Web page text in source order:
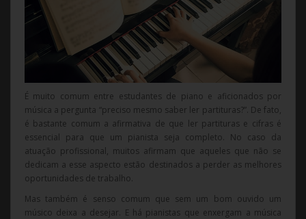
É muito comum entre estudantes de piano e aficionados por
música a pergunta “preciso mesmo saber ler partituras?”. De fato,
é bastante comum a afirmativa de que ler partituras e cifras é
essencial para que um pianista seja completo. No caso da
atuação profissional, muitos afirmam que aqueles que não se
dedicam a esse aspecto estão destinados a perder as melhores
oportunidades de trabalho.
Mas também é senso comum que sem um bom ouvido um
músico deixa a desejar. E há pianistas que enxergam a música